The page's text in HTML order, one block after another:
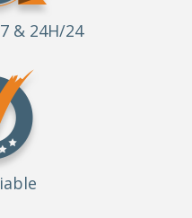
& 24H/24